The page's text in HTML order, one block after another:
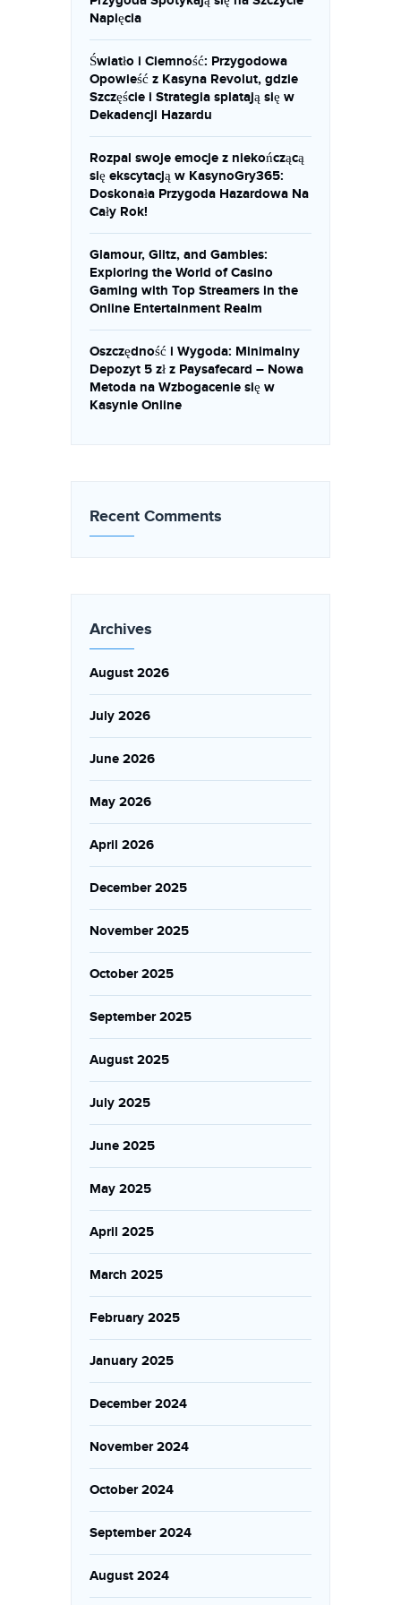
Napięcia
Światło i Ciemność: Przygodowa
Opowieść z Kasyna Revolut, gdzie
Szczęście i Strategia splatają się w
Dekadencji Hazardu
Rozpal swoje emocje z niekończącą
się ekscytacją w KasynoGry365:
Doskonała Przygoda Hazardowa Na
Cały Rok!
Glamour, Glitz, and Gambles:
Exploring the World of Casino
Gaming with Top Streamers in the
Online Entertainment Realm
Oszczędność i Wygoda: Minimalny
Depozyt 5 zł z Paysafecard – Nowa
Metoda na Wzbogacenie się w
Kasynie Online
Recent Comments
Archives
August 2026
July 2026
June 2026
May 2026
April 2026
December 2025
November 2025
October 2025
September 2025
August 2025
July 2025
June 2025
May 2025
April 2025
March 2025
February 2025
January 2025
December 2024
November 2024
October 2024
September 2024
August 2024